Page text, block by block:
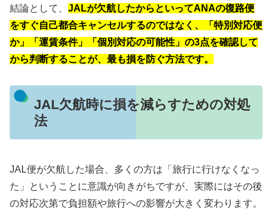
結論として、 JALが欠航したからといってANAの復路便
をすぐ自己都合キャンセルするのではなく、「特別対応便
か」「運賃条件」「個別対応の可能性」の3点を確認して
から判断することが、最も損を防ぐ方法です。
JAL欠航時に損を減らすための対処
法
JAL便が欠航した場合、多くの方は「旅行に行けなくなっ
た」ということに意識が向きがちですが、実際にはその後
の対応次第で負担額や旅行への影響が大きく変わります。